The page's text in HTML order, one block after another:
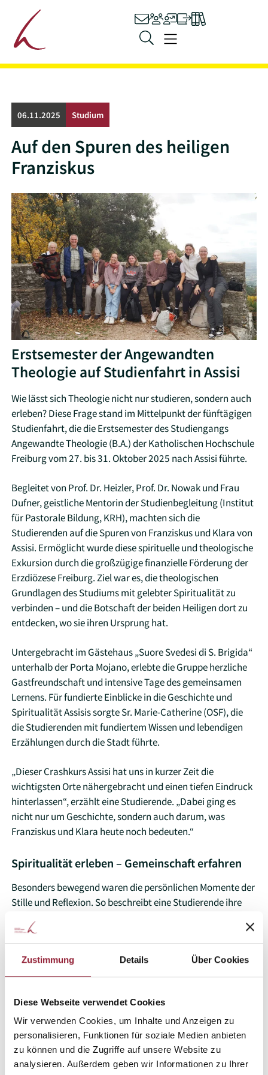
Zustimmung Details Über Cookies
Diese Webseite verwendet Cookies
Wir verwenden Cookies, um Inhalte und Anzeigen zu
personalisieren, Funktionen für soziale Medien anbieten
zu können und die Zugriffe auf unsere Website zu
analysieren. Außerdem geben wir Informationen zu Ihrer
Zum Inhalt springen
Hauptnavigation
Kontakt
Personen
IliasBibliothek
Menü
06.11.2025 Studium
Auf den Spuren des heiligen
Franziskus
Erstsemester der Angewandten
Theologie auf Studienfahrt in Assisi
Wie lässt sich Theologie nicht nur studieren, sondern auch
erleben? Diese Frage stand im Mittelpunkt der fünftägigen
Studienfahrt, die die Erstsemester des Studiengangs
Angewandte Theologie (B.A.) der Katholischen Hochschule
Freiburg vom 27. bis 31. Oktober 2025 nach Assisi führte.
Begleitet von Prof. Dr. Heizler, Prof. Dr. Nowak und Frau
Dufner, geistliche Mentorin der Studienbegleitung (Institut
für Pastorale Bildung, KRH), machten sich die
Studierenden auf die Spuren von Franziskus und Klara von
Assisi. Ermöglicht wurde diese spirituelle und theologische
Exkursion durch die großzügige finanzielle Förderung der
Erzdiözese Freiburg. Ziel war es, die theologischen
Grundlagen des Studiums mit gelebter Spiritualität zu
verbinden – und die Botschaft der beiden Heiligen dort zu
entdecken, wo sie ihren Ursprung hat.
Untergebracht im Gästehaus „Suore Svedesi di S. Brigida“
unterhalb der Porta Mojano, erlebte die Gruppe herzliche
Gastfreundschaft und intensive Tage des gemeinsamen
Lernens. Für fundierte Einblicke in die Geschichte und
Spiritualität Assisis sorgte Sr. Marie-Catherine (OSF), die
die Studierenden mit fundiertem Wissen und lebendigen
Erzählungen durch die Stadt führte.
„Dieser Crashkurs Assisi hat uns in kurzer Zeit die
wichtigsten Orte nähergebracht und einen tiefen Eindruck
hinterlassen“, erzählt eine Studierende. „Dabei ging es
nicht nur um Geschichte, sondern auch darum, was
Franziskus und Klara heute noch bedeuten.“
Spiritualität erleben – Gemeinschaft erfahren
Besonders bewegend waren die persönlichen Momente der
Stille und Reflexion. So beschreibt eine Studierende ihre
Klara die Schöpfung umarmen, hat mir gezeigt, dass man
mit allen Bruchstücken des Lebens vor Gott kommen kann.
Gott hält zusammen, was zerbrochen scheint.“
(bose) von San Masseo hinterließ Spuren. Dort, wo
Franziskus betete und suchte, wurde der Gedanke des
Loslassens für viele spürbar: „Ich konnte nachempfinden,
was es heißt, sich Gott zu nähern und loszulassen. Das hat
etwas Befreiendes.“